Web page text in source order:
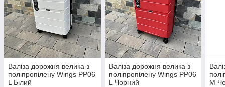
Валіза дорожня велика з
поліпропілену Wings PP06
L Білий
Валіза дорожня велика з
поліпропілену Wings PP06
L Чорний
M